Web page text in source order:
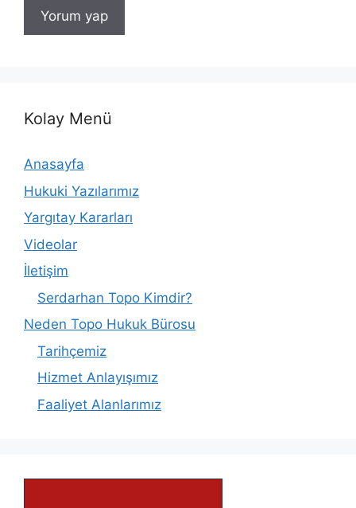
Kolay Menü
Anasayfa
Hukuki Yazılarımız
Yargıtay Kararları
Videolar
İletişim
Serdarhan Topo Kimdir?
Neden Topo Hukuk Bürosu
Tarihçemiz
Hizmet Anlayışımız
Faaliyet Alanlarımız